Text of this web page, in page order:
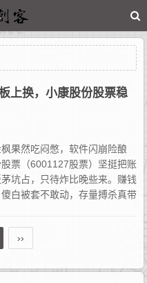
上换，小康股份股票稳
果然吃闷憋，软件闪崩险酿
票（6001127股票）坚挺把账
坑占，只待炸比晚些来。赚钱
白被套不敢动，存量搏杀真带
小单都是散，一砸一撤羊...
››